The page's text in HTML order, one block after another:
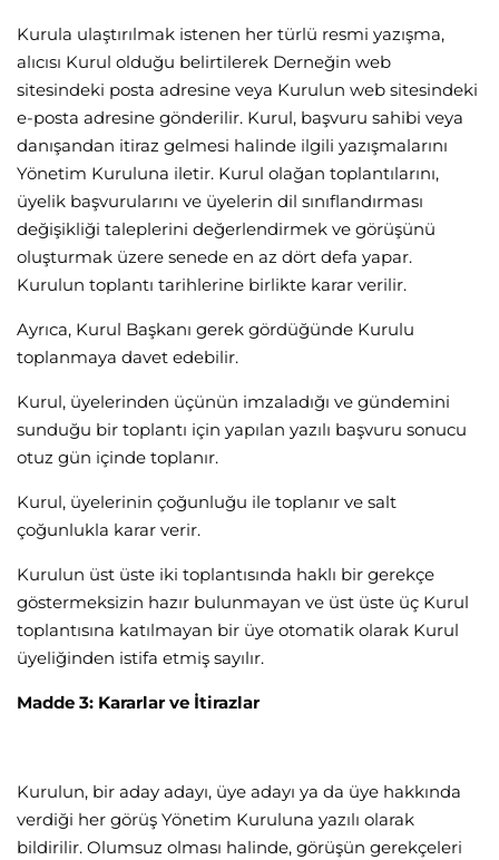
Kurula ulaştırılmak istenen her türlü resmi yazışma,
alıcısı Kurul olduğu belirtilerek Derneğin web
sitesindeki posta adresine veya Kurulun web sitesindeki
e-posta adresine gönderilir. Kurul, başvuru sahibi veya
danışandan itiraz gelmesi halinde ilgili yazışmalarını
Yönetim Kuruluna iletir. Kurul olağan toplantılarını,
üyelik başvurularını ve üyelerin dil sınıflandırması
değişikliği taleplerini değerlendirmek ve görüşünü
oluşturmak üzere senede en az dört defa yapar.
Kurulun toplantı tarihlerine birlikte karar verilir.
Ayrıca, Kurul Başkanı gerek gördüğünde Kurulu
toplanmaya davet edebilir.
Kurul, üyelerinden üçünün imzaladığı ve gündemini
sunduğu bir toplantı için yapılan yazılı başvuru sonucu
otuz gün içinde toplanır.
Kurul, üyelerinin çoğunluğu ile toplanır ve salt
çoğunlukla karar verir.
Kurulun üst üste iki toplantısında haklı bir gerekçe
göstermeksizin hazır bulunmayan ve üst üste üç Kurul
toplantısına katılmayan bir üye otomatik olarak Kurul
üyeliğinden istifa etmiş sayılır.
Madde 3: Kararlar ve İtirazlar
Kurulun, bir aday adayı, üye adayı ya da üye hakkında
verdiği her görüş Yönetim Kuruluna yazılı olarak
bildirilir. Olumsuz olması halinde, görüşün gerekçeleri